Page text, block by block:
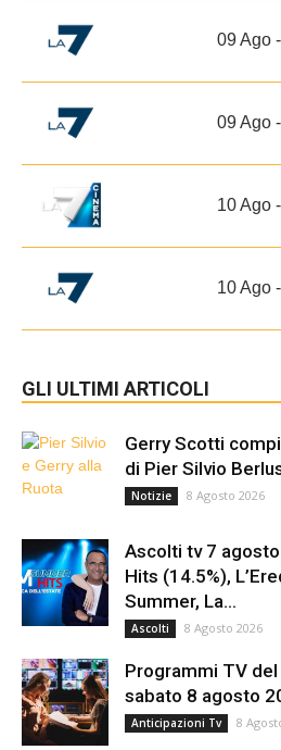
09 Ago
09 Ago
10 Ago
10 Ago
GLI ULTIMI ARTICOLI
Gerry Scotti
di Pier Silvio
Notizie 8 Agosto 2026
Ascolti tv 7
Hits (14.5%),
Summer, La...
Ascolti 8 Agosto 2026
Programmi TV
sabato 8 agosto
Anticipazioni Tv 8